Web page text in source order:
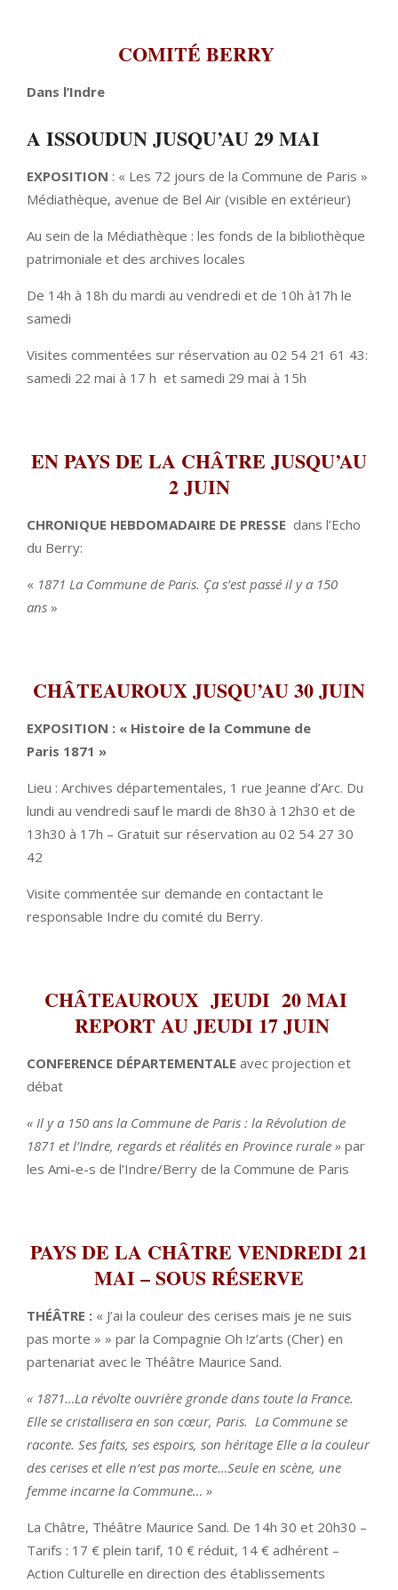
COMITÉ BERRY
Dans l’Indre
A ISSOUDUN JUSQU’AU 29 MAI
EXPOSITION : « Les 72 jours de la Commune de Paris »
Médiathèque, avenue de Bel Air (visible en extérieur)
Au sein de la Médiathèque : les fonds de la bibliothèque
patrimoniale et des archives locales
De 14h à 18h du mardi au vendredi et de 10h à17h le
samedi
Visites commentées sur réservation au 02 54 21 61 43:
samedi 22 mai à 17 h et samedi 29 mai à 15h
EN PAYS DE LA CHÂTRE JUSQU’AU
2 JUIN
CHRONIQUE HEBDOMADAIRE DE PRESSE dans l’Echo
du Berry:
« 1871 La Commune de Paris. Ça s’est passé il y a 150
ans »
CHÂTEAUROUX JUSQU’AU 30 JUIN
EXPOSITION : « Histoire de la Commune de
Paris 1871 »
Lieu : Archives départementales, 1 rue Jeanne d’Arc. Du
lundi au vendredi sauf le mardi de 8h30 à 12h30 et de
13h30 à 17h – Gratuit sur réservation au 02 54 27 30
42
Visite commentée sur demande en contactant le
responsable Indre du comité du Berry.
CHÂTEAUROUX JEUDI 20 MAI
REPORT AU JEUDI 17 JUIN
CONFERENCE DÉPARTEMENTALE avec projection et
débat
« Il y a 150 ans la Commune de Paris : la Révolution de
1871 et l’Indre, regards et réalités en Province rurale » par
les Ami-e-s de l’Indre/Berry de la Commune de Paris
PAYS DE LA CHÂTRE VENDREDI 21
MAI – SOUS RÉSERVE
THÉÂTRE : « J’ai la couleur des cerises mais je ne suis
pas morte » » par la Compagnie Oh !z’arts (Cher) en
partenariat avec le Théâtre Maurice Sand.
« 1871…La révolte ouvrière gronde dans toute la France.
Elle se cristallisera en son cœur, Paris. La Commune se
raconte. Ses faits, ses espoirs, son héritage Elle a la couleur
des cerises et elle n‘est pas morte…Seule en scène, une
femme incarne la Commune… »
La Châtre, Théâtre Maurice Sand. De 14h 30 et 20h30 –
Tarifs : 17 € plein tarif, 10 € réduit, 14 € adhérent –
Action Culturelle en direction des établissements